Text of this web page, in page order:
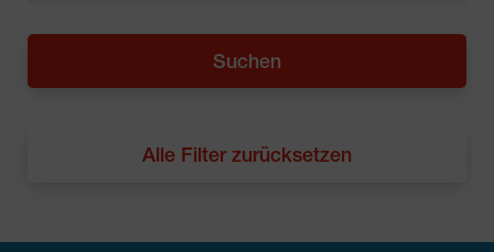
Alle Filter zurücksetzen